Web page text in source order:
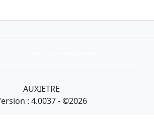
AUXIETRE
: 4.0037 - ©2026